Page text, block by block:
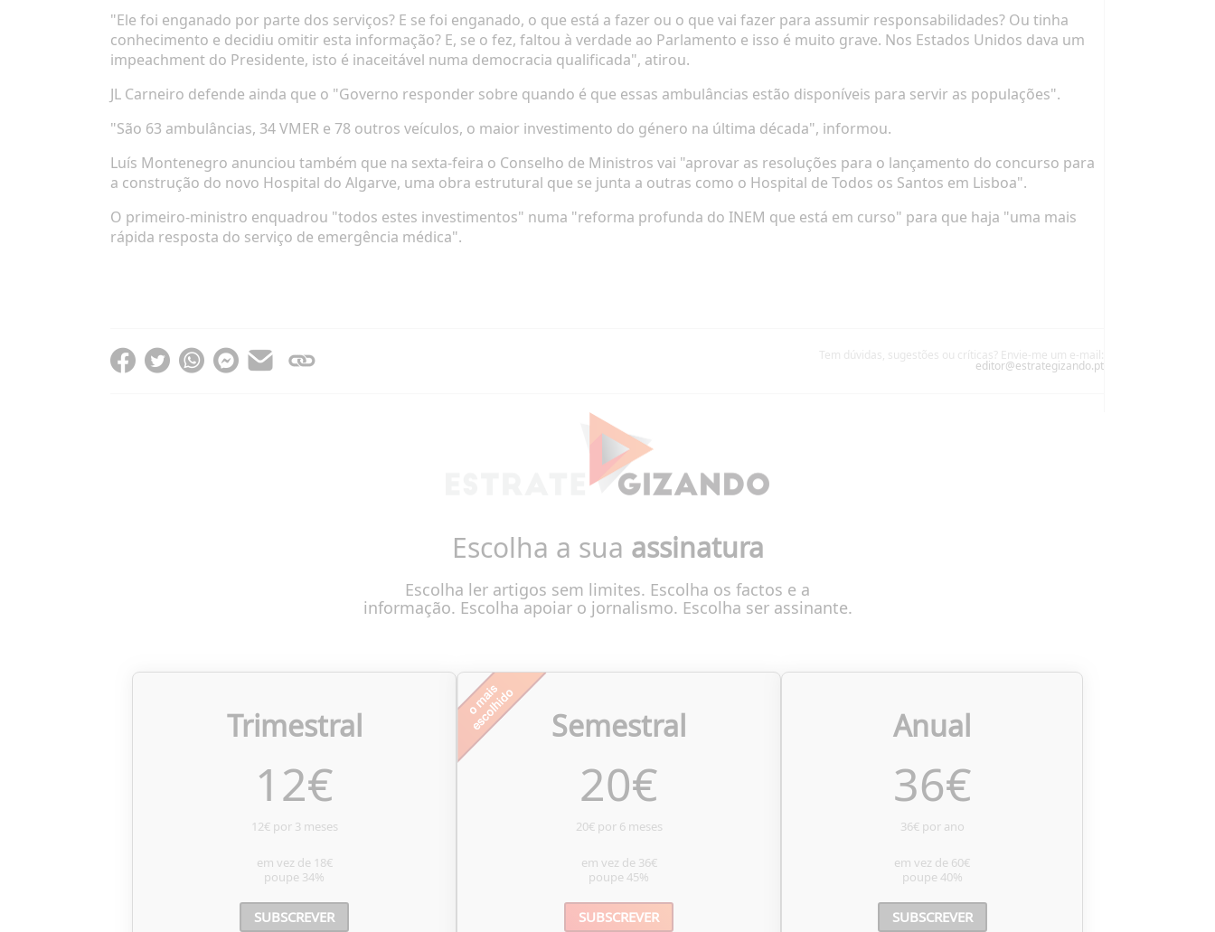
"Ele foi enganado por parte dos serviços? E se foi enganado, o que está a fazer ou o que vai fazer para assumir responsabilidades? Ou tinha
conhecimento e decidiu omitir esta informação? E, se o fez, faltou à verdade ao Parlamento e isso é muito grave. Nos Estados Unidos dava um
impeachmentdo Presidente, isto é inaceitável numa democracia qualificada", atirou.
JL Carneiro defende ainda que o "Governo responder sobre quando é que essas ambulâncias estão disponíveis para servir as populações".
"São 63 ambulâncias, 34 VMER e 78 outros veículos, o maior investimento do género na última década", informou.
Luís Montenegro anunciou também que na sexta-feira o Conselho de Ministros vai "aprovar as resoluções para o lançamento do concurso para
a construção do novo Hospital do Algarve, uma obra estrutural que se junta a outras como o Hospital de Todos os Santos em Lisboa".
O primeiro-ministro enquadrou "todos estes investimentos" numa "reforma profunda do INEM que está em curso" para que haja "uma mais
rápida resposta do serviço de emergência médica".
Tem dúvidas, sugestões ou críticas? Envie-me um e-mail:
editor@estrategizando.pt
Escolha a sua assinatura
Escolha ler artigos sem limites. Escolha os factos e a
informação. Escolha apoiar o jornalismo. Escolha ser assinante.
Trimestral
12€
12€ por 3 meses
em vez de 18€
poupe 34%
SUBSCREVER
Semestral
20€
20€ por 6 meses
em vez de 36€
poupe45%
SUBSCREVER
Anual
36€
36€ por ano
em vez de 60€
poupe40%
SUBSCREVER